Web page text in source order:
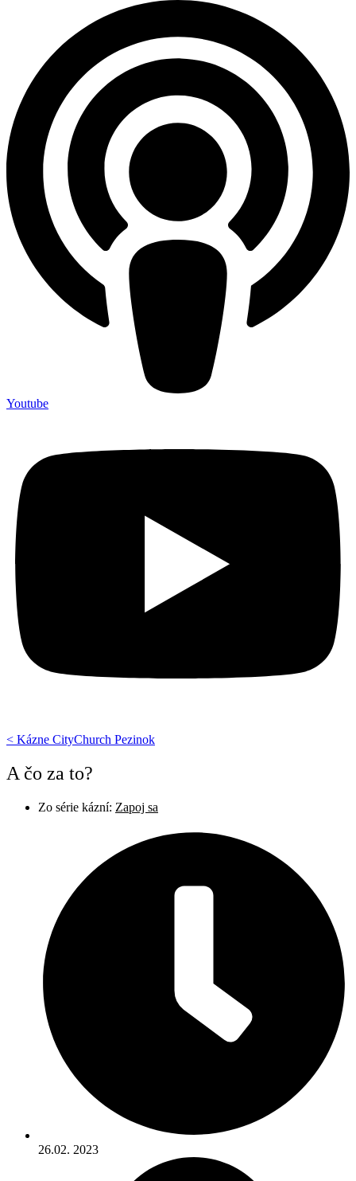
Youtube
< Kázne CityChurch Pezinok
A čo za to?
Zo série kázní: Zapoj sa
26.02. 2023